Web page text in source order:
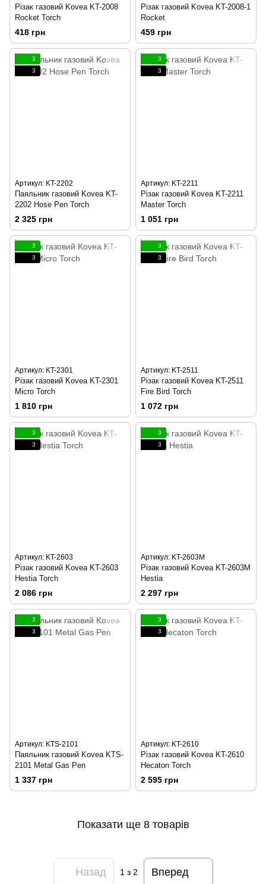
Різак газовий Kovea KT-2008
Rocket Torch
418 грн
Різак газовий Kovea KT-2008-1
Rocket
459 грн
3
3
Артикул: KT-2202
Паяльник газовий Kovea KT-
2202 Hose Pen Torch
2 325 грн
3
3
Артикул: KT-2211
Різак газовий Kovea KT-2211
Master Torch
1 051 грн
3
3
Артикул: KT-2301
Різак газовий Kovea KT-2301
Micro Torch
1 810 грн
3
3
Артикул: KT-2511
Різак газовий Kovea KT-2511
Fire Bird Torch
1 072 грн
3
3
Артикул: KT-2603
Різак газовий Kovea KT-2603
Hestia Torch
2 086 грн
3
3
Артикул: KT-2603M
Різак газовий Kovea KT-2603M
Hestia
2 297 грн
3
3
Артикул: KTS-2101
Паяльник газовий Kovea KTS-
2101 Metal Gas Pen
1 337 грн
3
3
Артикул: KT-2610
Різак газовий Kovea KT-2610
Hecaton Torch
2 595 грн
Показати ще 8 товарів
Назад 1з 2 Вперед